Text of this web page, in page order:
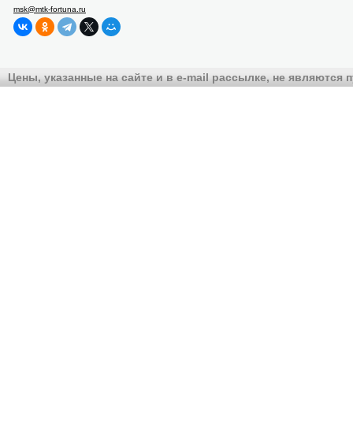
msk@mtk-fortuna.ru
Цены, указанные на сайте и в e-mail рассылке, не являются